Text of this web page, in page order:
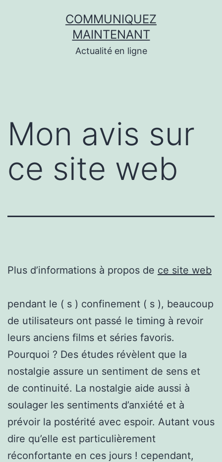
COMMUNIQUEZ
MAINTENANT
Actualité en ligne
Mon avis sur
ce site web
Plus d’informations à propos de ce site web
pendant le ( s ) confinement ( s ), beaucoup
de utilisateurs ont passé le timing à revoir
leurs anciens films et séries favoris.
Pourquoi ? Des études révèlent que la
nostalgie assure un sentiment de sens et
de continuité. La nostalgie aide aussi à
soulager les sentiments d’anxiété et à
prévoir la postérité avec espoir. Autant vous
dire qu’elle est particulièrement
réconfortante en ces jours ! cependant,